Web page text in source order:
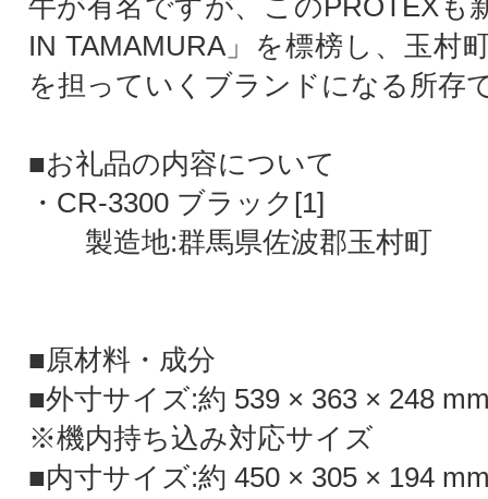
牛が有名ですが、このPROTEXも
IN TAMAMURA」を標榜し、玉村
を担っていくブランドになる所存
■お礼品の内容について
・CR-3300 ブラック[1]
製造地:群馬県佐波郡玉村町
■原材料・成分
■外寸サイズ:約 539 × 363 × 248
※機内持ち込み対応サイズ
■内寸サイズ:約 450 × 305 × 194